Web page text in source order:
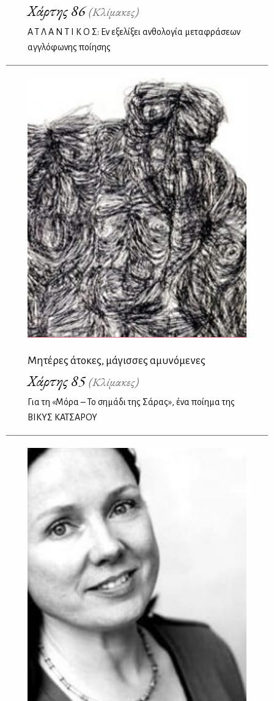
Χάρτης 86(Κλίμακες)
Α Τ Λ Α Ν Τ Ι Κ Ο Σ: Εν εξελίξει ανθολογία μεταφράσεων
αγγλόφωνης ποίησης
Μητέρες άτοκες, μάγισσες αμυνόμενες
Χάρτης 85(Κλίμακες)
Για τη «Μόρα – Το σημάδι της Σάρας», ένα ποίημα της
ΒΙΚΥΣ ΚΑΤΣΑΡΟΥ